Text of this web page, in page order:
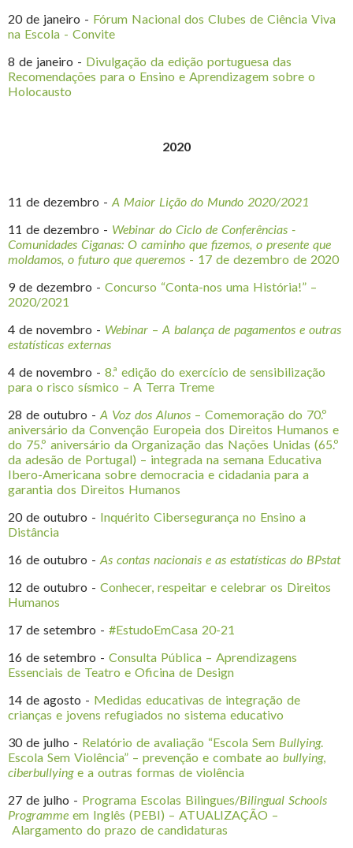
20 de janeiro - Fórum Nacional dos Clubes de Ciência Viva
na Escola - Convite
8 de janeiro - Divulgação da edição portuguesa das
Recomendações para o Ensino e Aprendizagem sobre o
Holocausto
2020
11 de dezembro - A Maior Lição do Mundo 2020/2021
11 de dezembro - Webinar do Ciclo de Conferências -
Comunidades Ciganas: O caminho que fizemos, o presente que
moldamos, o futuro que queremos - 17 de dezembro de 2020
9 de dezembro - Concurso “Conta-nos uma História!” –
2020/2021
4 de novembro - Webinar – A balança de pagamentos e outras
estatísticas externas
4 de novembro - 8.ª edição do exercício de sensibilização
para o risco sísmico – A Terra Treme
28 de outubro - A Voz dos Alunos – Comemoração do 70.º
aniversário da Convenção Europeia dos Direitos Humanos e
do 75.º aniversário da Organização das Nações Unidas (65.º
da adesão de Portugal) – integrada na semana Educativa
Ibero-Americana sobre democracia e cidadania para a
garantia dos Direitos Humanos
20 de outubro - Inquérito Cibersegurança no Ensino a
Distância
16 de outubro - As contas nacionais e as estatísticas do BPstat
12 de outubro - Conhecer, respeitar e celebrar os Direitos
Humanos
17 de setembro - #EstudoEmCasa 20-21
16 de setembro - Consulta Pública – Aprendizagens
Essenciais de Teatro e Oficina de Design
14 de agosto - Medidas educativas de integração de
crianças e jovens refugiados no sistema educativo
30 de julho - Relatório de avaliação “Escola Sem Bullying.
Escola Sem Violência” – prevenção e combate ao bullying,
ciberbullyinge a outras formas de violência
27 de julho - Programa Escolas Bilingues/Bilingual Schools
Programme em Inglês (PEBI) – ATUALIZAÇÃO –
Alargamento do prazo de candidaturas